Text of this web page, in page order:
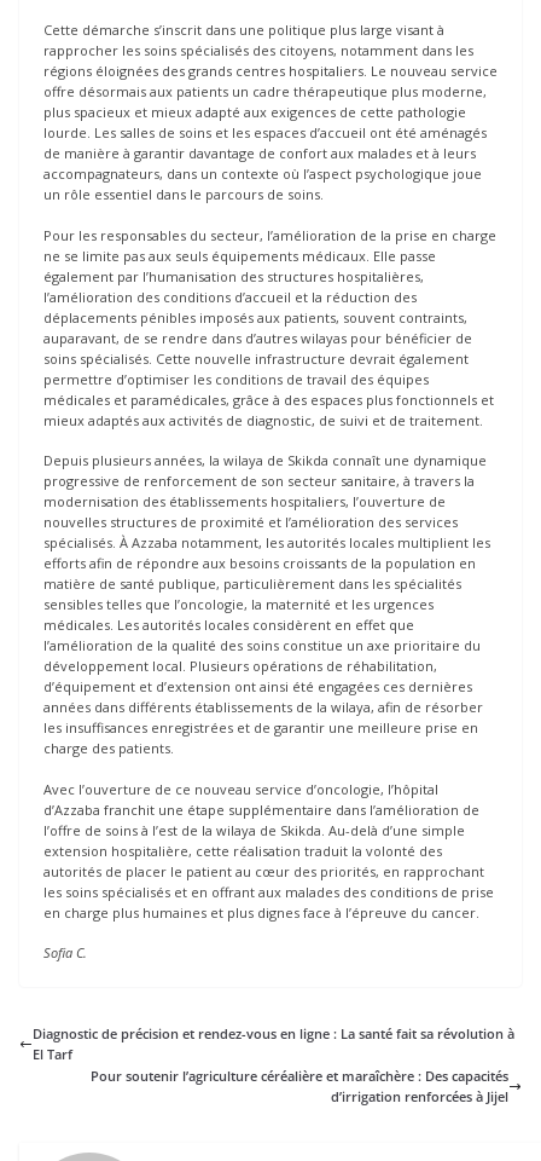
Cette démarche s’inscrit dans une politique plus large visant à
rapprocher les soins spécialisés des citoyens, notamment dans les
régions éloignées des grands centres hospitaliers. Le nouveau service
offre désormais aux patients un cadre thérapeutique plus moderne,
plus spacieux et mieux adapté aux exigences de cette pathologie
lourde. Les salles de soins et les espaces d’accueil ont été aménagés
de manière à garantir davantage de confort aux malades et à leurs
accompagnateurs, dans un contexte où l’aspect psychologique joue
un rôle essentiel dans le parcours de soins.
Pour les responsables du secteur, l’amélioration de la prise en charge
ne se limite pas aux seuls équipements médicaux. Elle passe
également par l’humanisation des structures hospitalières,
l’amélioration des conditions d’accueil et la réduction des
déplacements pénibles imposés aux patients, souvent contraints,
auparavant, de se rendre dans d’autres wilayas pour bénéficier de
soins spécialisés. Cette nouvelle infrastructure devrait également
permettre d’optimiser les conditions de travail des équipes
médicales et paramédicales, grâce à des espaces plus fonctionnels et
mieux adaptés aux activités de diagnostic, de suivi et de traitement.
Depuis plusieurs années, la wilaya de Skikda connaît une dynamique
progressive de renforcement de son secteur sanitaire, à travers la
modernisation des établissements hospitaliers, l’ouverture de
nouvelles structures de proximité et l’amélioration des services
spécialisés. À Azzaba notamment, les autorités locales multiplient les
efforts afin de répondre aux besoins croissants de la population en
matière de santé publique, particulièrement dans les spécialités
sensibles telles que l’oncologie, la maternité et les urgences
médicales. Les autorités locales considèrent en effet que
l’amélioration de la qualité des soins constitue un axe prioritaire du
développement local. Plusieurs opérations de réhabilitation,
d’équipement et d’extension ont ainsi été engagées ces dernières
années dans différents établissements de la wilaya, afin de résorber
les insuffisances enregistrées et de garantir une meilleure prise en
charge des patients.
Avec l’ouverture de ce nouveau service d’oncologie, l’hôpital
d’Azzaba franchit une étape supplémentaire dans l’amélioration de
l’offre de soins à l’est de la wilaya de Skikda. Au-delà d’une simple
extension hospitalière, cette réalisation traduit la volonté des
autorités de placer le patient au cœur des priorités, en rapprochant
les soins spécialisés et en offrant aux malades des conditions de prise
en charge plus humaines et plus dignes face à l’épreuve du cancer.
Sofia C.
Diagnostic de précision et rendez-vous en ligne : La santé fait sa révolution à
El Tarf
Pour soutenir l’agriculture céréalière et maraîchère : Des capacités
d’irrigation renforcées à Jijel